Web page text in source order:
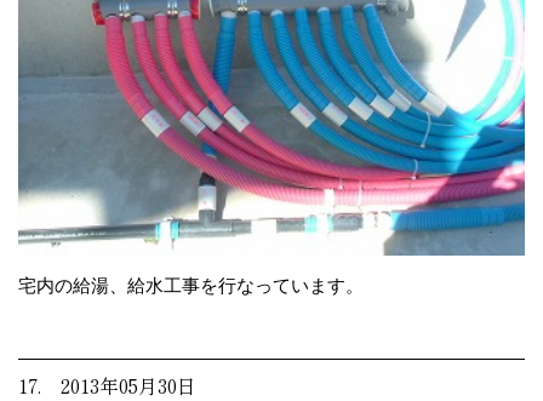
宅内の給湯、給水工事を行なっています。
17. 2013年05月30日